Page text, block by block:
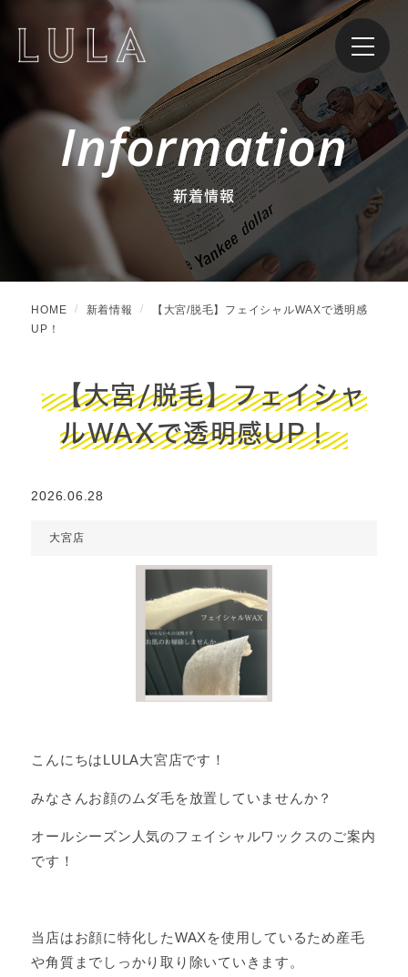
Information
新着情報
HOME 新着情報
【大宮/脱毛】フェイシャルWAXで透明感
UP！
【大宮/脱毛】フェイシャ
ルWAXで透明感UP！
2026.06.28
大宮店
こんにちはLULA大宮店です！
みなさんお顔のムダ毛を放置していませんか？
オールシーズン人気のフェイシャルワックスのご案内
です！
当店はお顔に特化したWAXを使用しているため産毛
や角質までしっかり取り除いていきます。